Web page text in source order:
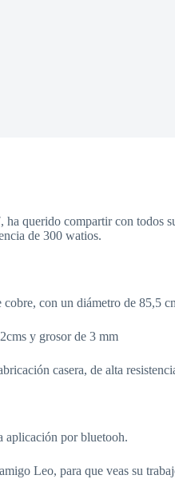
querido compartir con todos
de 300 watios.
con un diámetro de 85,5
y grosor de 3 mm
casera, de alta
aplicación por bluetooh.
Leo, para que veas su